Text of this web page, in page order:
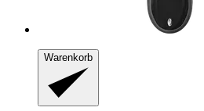
Warenkorb